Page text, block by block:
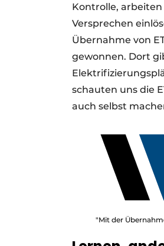
Kontrolle,
Versprechen
Übernahme von
gewonnen. Dort
schauten uns die
auch selbst
"Mit der